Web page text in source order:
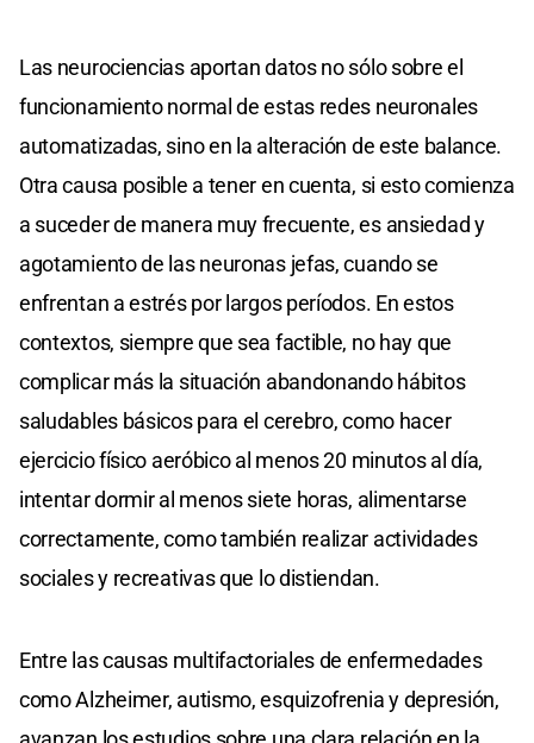
Las neurociencias aportan datos no sólo sobre el
funcionamiento normal de estas redes neuronales
automatizadas, sino en la alteración de este balance.
Otra causa posible a tener en cuenta, si esto comienza
a suceder de manera muy frecuente, es ansiedad y
agotamiento de las neuronas jefas, cuando se
enfrentan a estrés por largos períodos. En estos
contextos, siempre que sea factible, no hay que
complicar más la situación abandonando hábitos
saludables básicos para el cerebro, como hacer
ejercicio físico aeróbico al menos 20 minutos al día,
intentar dormir al menos siete horas, alimentarse
correctamente, como también realizar actividades
sociales y recreativas que lo distiendan.
Entre las causas multifactoriales de enfermedades
como Alzheimer, autismo, esquizofrenia y depresión,